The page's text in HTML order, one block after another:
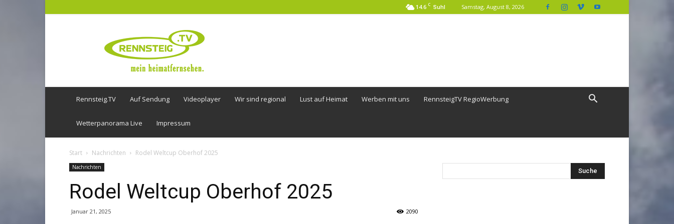
14.6 C Suhl Samstag, August 8, 2026
Rennsteig.TV Auf Sendung Videoplayer Wir sind regional Lust auf Heimat Werben mit uns RennsteigTV RegioWerbung
Wetterpanorama Live Impressum
Start Nachrichten Rodel Weltcup Oberhof 2025
Nachrichten
Rodel Weltcup Oberhof 2025
Januar 21, 2025 2090